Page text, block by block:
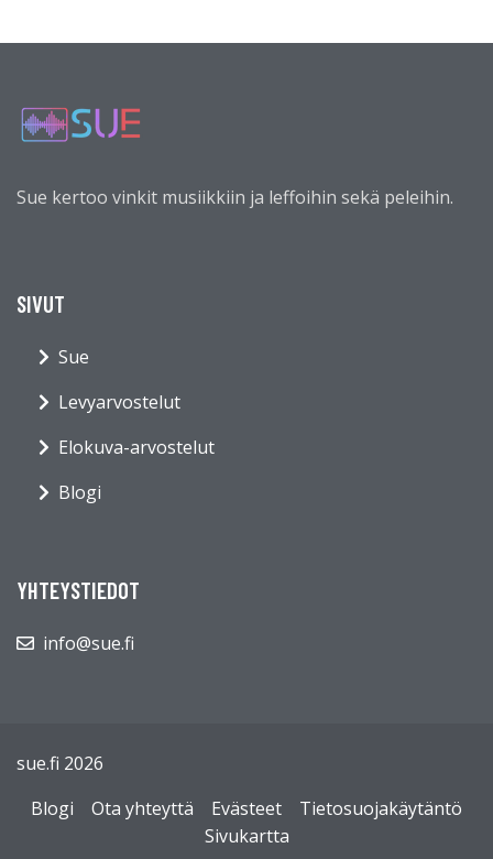
Sue kertoo vinkit musiikkiin ja leffoihin sekä peleihin.
SIVUT
Sue
Levyarvostelut
Elokuva-arvostelut
Blogi
YHTEYSTIEDOT
info@sue.fi
sue.fi 2026
Blogi
Ota yhteyttä Evästeet
Tietosuojakäytäntö
Sivukartta